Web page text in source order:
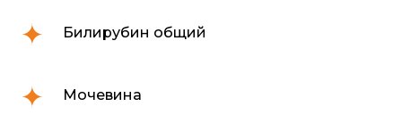
Билирубин общий
Мочевина